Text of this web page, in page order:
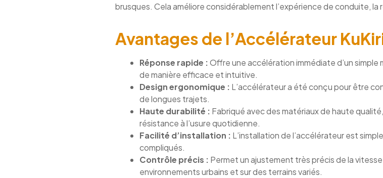
brusques. Cela améliore considérablement l’expérience de conduite, la
Avantages de l’Accélérateur
Réponse rapide :Offre une accélération immédiate d’un
de manière efficace et intuitive.
Design ergonomique : L’accélérateur a été conçu pour être
de longues trajets.
Haute durabilité : Fabriqué avec des matériaux de haute
résistance à l’usure quotidienne.
Facilité d’installation : L’installation de l’accélérateur est
compliqués.
Contrôle précis : Permet un ajustement très précis de la
environnements urbains et sur des terrains variés.